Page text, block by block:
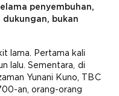
penyembuhan,
bukan
lama. Pertama kali
lalu. Sementara, di
Yunani Kuno, TBC
an, orang-orang